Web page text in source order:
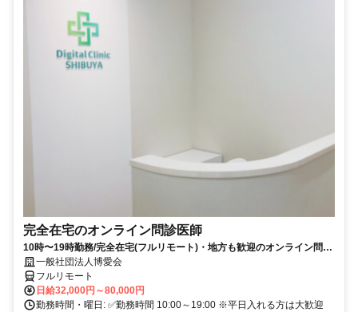
完全在宅のオンライン問診医師
10時〜19時勤務/完全在宅(フルリモート)・地方も歓迎のオンライン問診
業務一般社団法人博愛会
フルリモート
日給32,000円～80,000円
勤務時間・曜日: ✅勤務時間 10:00～19:00 ※平日入れる方は大歓迎